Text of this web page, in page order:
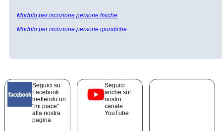
Modulo per iscrizione persone fisiche
Modulo per iscrizione persone giuridiche
Seguici su
Facebook
mettendo un
"mi piace"
alla nostra
pagina
Seguici
anche sul
nostro
canale
YouTube